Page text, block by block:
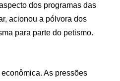
dos programas das
acionou a pólvora dos
para parte do petismo.
As pressões